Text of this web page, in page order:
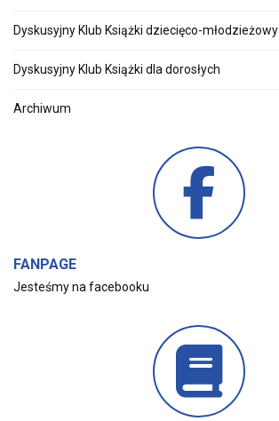
Dyskusyjny Klub Książki dziecięco-młodzieżowy
Dyskusyjny Klub Książki dla dorosłych
Archiwum
FANPAGE
Jesteśmy na facebooku